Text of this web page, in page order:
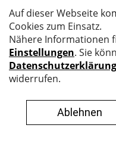
Nyffenegger